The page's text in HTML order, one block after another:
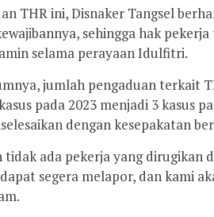
THR ini, Disnaker Tangsel
sehingga hak
selama perayaan Idulfitri.
jumlah pengaduan terkait
pada 2023 menjadi 3 kasus
dengan kesepakatan
ada pekerja yang dirugikan
segera melapor, dan kami